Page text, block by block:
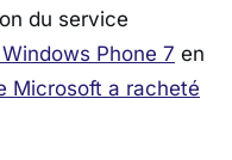
du service
Phone 7 en
Microsoft a racheté